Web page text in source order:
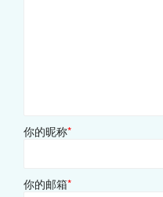
你的昵称*
你的邮箱*